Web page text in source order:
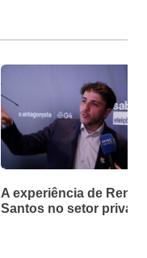
A experiência de Renan
Santos no setor